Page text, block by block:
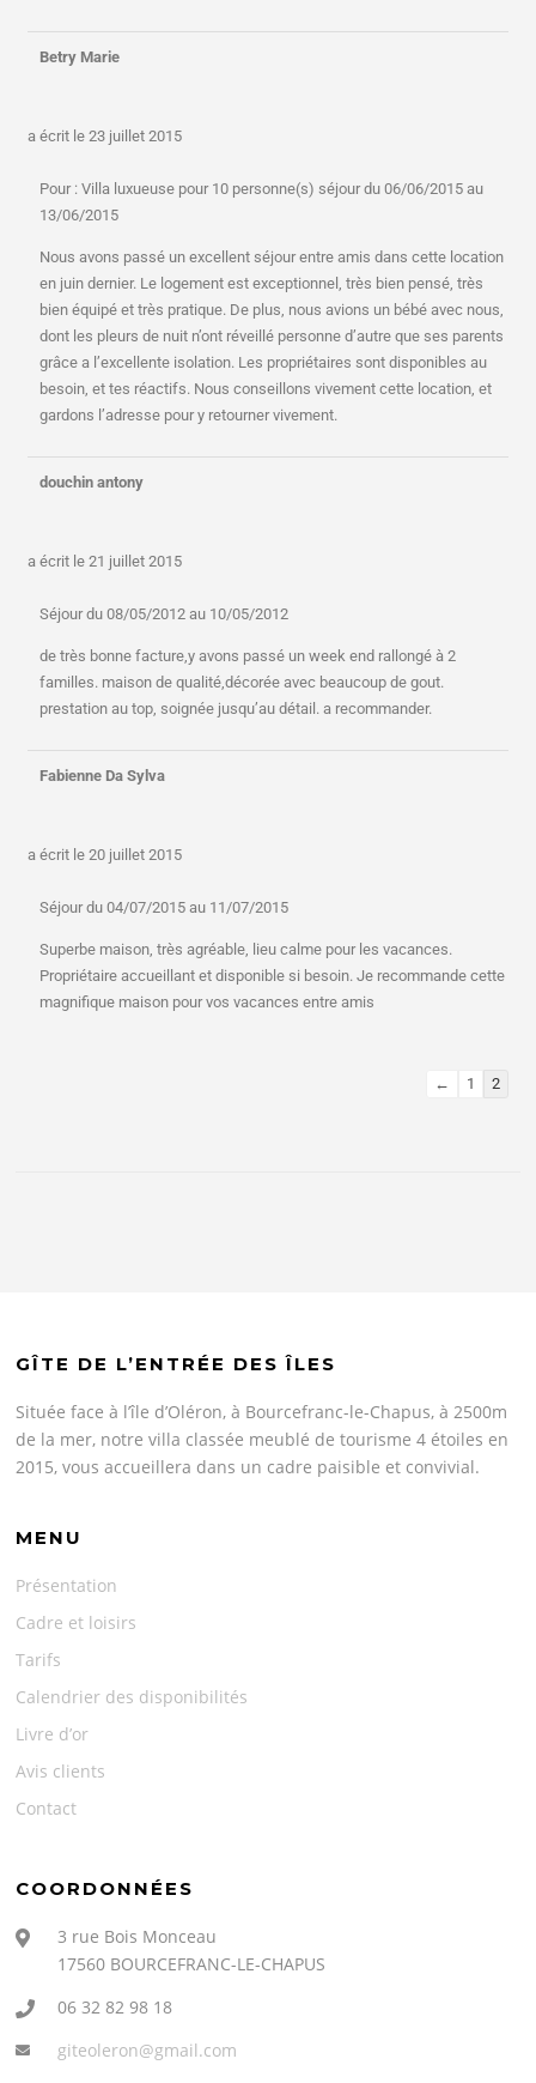
Betry Marie
a écrit le 23 juillet 2015
Pour : Villa luxueuse pour 10 personne(s) séjour du 06/06/2015 au
13/06/2015
Nous avons passé un excellent séjour entre amis dans cette location
en juin dernier. Le logement est exceptionnel, très bien pensé, très
bien équipé et très pratique. De plus, nous avions un bébé avec nous,
dont les pleurs de nuit n’ont réveillé personne d’autre que ses parents
grâce a l’excellente isolation. Les propriétaires sont disponibles au
besoin, et tes réactifs. Nous conseillons vivement cette location, et
gardons l’adresse pour y retourner vivement.
douchin antony
a écrit le 21 juillet 2015
Séjour du 08/05/2012 au 10/05/2012
de très bonne facture,y avons passé un week end rallongé à 2
familles. maison de qualité,décorée avec beaucoup de gout.
prestation au top, soignée jusqu’au détail. a recommander.
Fabienne Da Sylva
a écrit le 20 juillet 2015
Séjour du 04/07/2015 au 11/07/2015
Superbe maison, très agréable, lieu calme pour les vacances.
Propriétaire accueillant et disponible si besoin. Je recommande cette
magnifique maison pour vos vacances entre amis
← 1 2
GÎTE DE L’ENTRÉE DES ÎLES
Située face à l’île d’Oléron, à Bourcefranc-le-Chapus, à 2500m
de la mer, notre villa classée meublé de tourisme 4 étoiles en
2015, vous accueillera dans un cadre paisible et convivial.
MENU
Présentation
Cadre et loisirs
Tarifs
Calendrier des disponibilités
Livre d’or
Avis clients
Contact
COORDONNÉES
3 rue Bois Monceau
17560 BOURCEFRANC-LE-CHAPUS
06 32 82 98 18
giteoleron@gmail.com